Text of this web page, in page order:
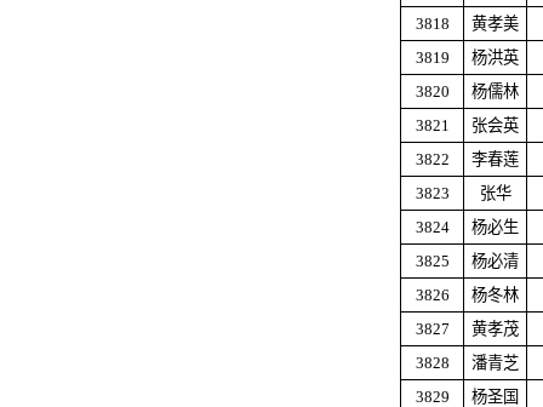
3818
黄孝美
3819
杨洪英
3820
杨儒林
3821
张会英
3822
李春莲
3823
张华
3824
杨必生
3825
杨必清
3826
杨冬林
3827
黄孝茂
3828
潘青芝
3829
杨圣国